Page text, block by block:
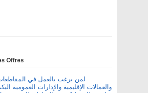
Offres
لمن يرغب بالعمل في
والعمالات الإقليمية والإدارات العمومية